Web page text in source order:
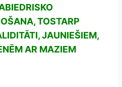
TOSTARP
JAUNIEŠIEM,
AR MAZIEM